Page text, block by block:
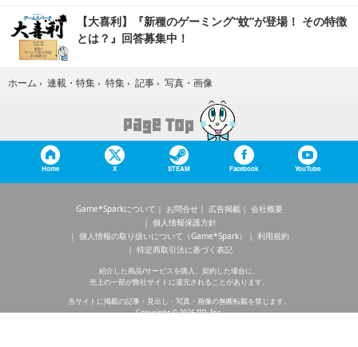
【大喜利】『新種のゲーミング“蚊”が登場！ その特徴
とは？』回答募集中！
ホーム › 連載・特集 › 特集 › 記事 › 写真・画像
Home X STEAM Facebook YouTube
Game*Sparkについて お問合せ 広告掲載
会社概要
個人情報保護方針
個人情報の取り扱いについて（Game*Spark）
利用規約
特定商取引法に基づく表記
紹介した商品/サービスを購入、契約した場合に、
売上の一部が弊社サイトに還元されることがあります。
当サイトに掲載の記事・見出し・写真・画像の無断転載を禁じます。
Copyright © 2026 IID, Inc.